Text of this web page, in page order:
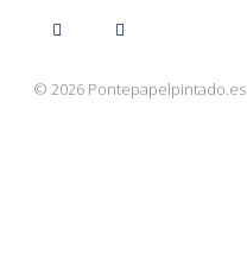
© 2026 Pontepapelpintado.es